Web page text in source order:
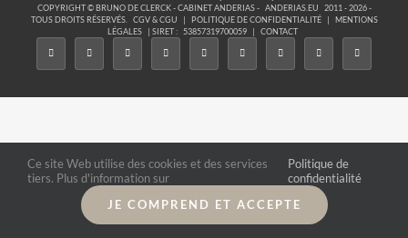
COPYRIGHT © BRUNO DE CLERCK - CABINET ANDERIAS - ANDERIAS.EU
2011 - 2026 -
TOUS DROITS RÉSERVÉS.
CGV & CGU | POLITIQUE DE CONFIDENTIALITÉ |
MENTIONS
LÉGALES
| SIRET : 53857319700059 | CONTACT
Ce site Web utilise des cookies et des services
tiers. Plus d'information sur
Politique de
confidentialité
JE COMPREND ET ACCEPTE